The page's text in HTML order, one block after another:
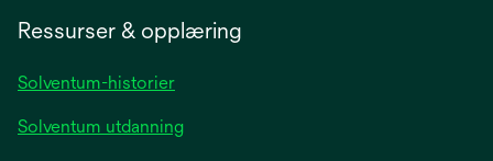
Ressurser & opplæring
Solventum-historier
Solventum utdanning